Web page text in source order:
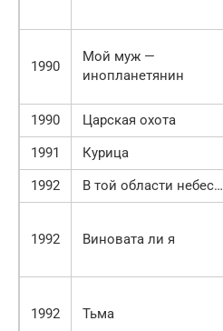
1990
Мой муж —
инопланетянин
1990 Царская охота
1991
Курица
1992
В той области небес…
1992 Виновата ли я
1992 Тьма